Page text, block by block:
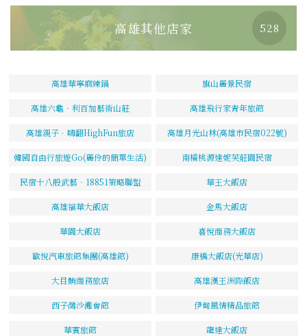
高雄其他店家 528
高雄華寧麻辣鍋 旗山麗景民宿
高雄六龜．利百加藝術山莊 高雄飛行家青年旅館
高雄親子．嗨翻HighFun旅店 高雄月光山林(高雄市民宿022號)
韓國自由行旅遊Go(麗伶的簡單生活) 南橫桃源達妮芙莊園民宿
民宿十八般武藝‧18851策略聯盟 華王大飯店
高雄福華大飯店 金馬大飯店
華園大飯店 喜悅商務大飯店
歐悅汽車旅館集團(高雄館) 康橋大飯店(光華店)
大目鮪商務旅店 高雄漢王洲際飯店
西子灣沙灘會館 伊甸風情精品旅館
華賓旅館 龍達大飯店